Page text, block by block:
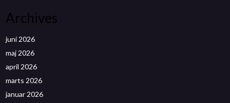
Archives
juni 2026
maj 2026
april 2026
marts 2026
januar 2026